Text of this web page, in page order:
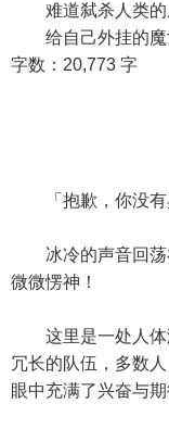
难道弑杀人类的
给自己外挂的魔
字数：20,773 字
第01章：
「抱歉，你没有
冰冷的声音回荡
微微愣神！
这里是一处人体
冗长的队伍，多数人
眼中充满了兴奋与期